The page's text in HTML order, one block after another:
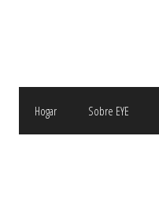
Hogar Sobre EYE